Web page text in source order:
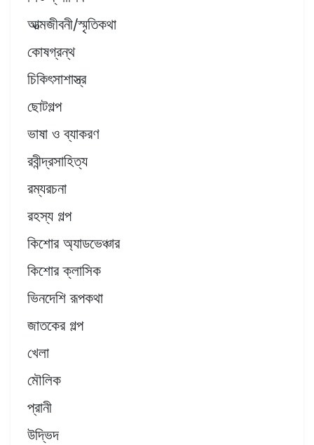
আত্মজীবনী/স্মৃতিকথা
কোষগ্রন্থ
চিকিৎসাশাস্ত্র
ছোটগল্প
ভাষা ও ব্যাকরণ
রবীন্দ্রসাহিত্য
রম্যরচনা
রহস্য গল্প
কিশোর অ্যাডভেঞ্চার
কিশোর ক্লাসিক
ভিনদেশি রূপকথা
জাতকের গল্প
খেলা
মৌলিক
প্রানী
উদ্ভিদ